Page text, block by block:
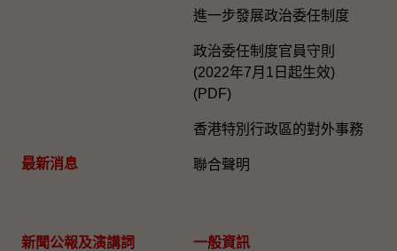
最新消息
進一步發展政治委任制度
政治委任制度官員守則
(2022年7月1日起生效)
(PDF)
香港特別行政區的對外事務
聯合聲明
新聞公報及演講詞 一般資訊​